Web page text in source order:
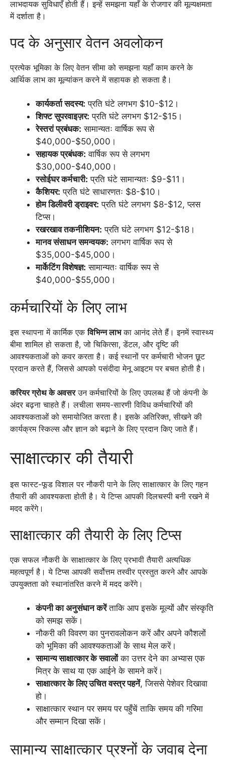
लाभदायक सुविधाएँ होती हैं। इन्हें समझना यहाँ के रोजगार की मूल्यक्षमता
में दर्शाता है।
पद के अनुसार वेतन अवलोकन
प्रत्येक भूमिका के लिए वेतन सीमा को समझना यहाँ काम करने के
आर्थिक लाभ का मूल्यांकन करने में सहायक हो सकता है।
कार्यकर्ता सदस्य: प्रति घंटे लगभग $10-$12।
शिफ्ट सुपरवाइज़र: प्रति घंटे लगभग $12-$15।
रेस्तरां प्रबंधक: सामान्यतः वार्षिक रूप से
$40,000-$50,000।
सहायक प्रबंधक: वार्षिक रूप से लगभग
$30,000-$40,000।
रसोईघर कर्मचारी: प्रति घंटे सामान्यतः $9-$11।
कैशियर: प्रति घंटे साधारणतः $8-$10।
होम डिलीवरी ड्राइवर: प्रति घंटे लगभग $8-$12, प्लस
टिप्स।
रखरखाव तकनीशियन: प्रति घंटे लगभग $12-$18।
मानव संसाधन समन्वयक: लगभग वार्षिक रूप से
$35,000-$45,000।
मार्केटिंग विशेषज्ञ: सामान्यतः वार्षिक रूप से
$40,000-$55,000।
कर्मचारियों के लिए लाभ
इस स्थापना में कार्मिक एकविभिन्न लाभका आनंद लेते हैं। इनमें स्वास्थ्य
बीमा शामिल हो सकता है, जो चिकित्सा, डेंटल, और दृष्टि की
आवश्यकताओं को कवर करता है। कई स्थानों पर कर्मचारी भोजन छूट
प्रदान करते हैं, जिससे आपको पसंदीदा मेनू आइटम पर बचत होती है।
करियर ग्रोथ के अवसरउन कर्मचारियों के लिए उपलब्ध हैं जो कंपनी के
अंदर बढ़ना चाहते हैं। लचीला समय-सारणी विविध कर्मचारियों की
आवश्यकताओं को समायोजित करता है। इसके अतिरिक्त, सीखने की
कार्यक्रम स्किल्स और ज्ञान को बढ़ाने के लिए प्रदान किए जाते हैं।
साक्षात्कार की तैयारी
इस फास्ट-फूड विशाल पर नौकरी पाने के लिए साक्षात्कार के लिए गहन
तैयारी की आवश्यकता होती है। ये टिप्स आपकी दिलचस्पी बनी रखने में
मदद करेंगे।
साक्षात्कार की तैयारी के लिए टिप्स
एक सफल नौकरी के साक्षात्कार के लिए प्रभावी तैयारी अत्यधिक
महत्वपूर्ण है। ये टिप्स आपकी सर्वोत्तम तस्वीर प्रस्तुत करने और आपके
उपयुक्तता को स्थानांतरित करने में मदद करेंगे।
कंपनी का अनुसंधान करेंताकि आप इसके मूल्यों और संस्कृति
को समझ सकें।
नौकरी की विवरण का पुनरावलोकन करें और अपने कौशलों
को भूमिका की आवश्यकताओं के साथ मेल करें।
सामान्य साक्षात्कार के सवालोंका उत्तर देने का अभ्यास एक
मित्र के साथ या एक आईने के सामने करें।
साक्षात्कार के लिए उचित वस्त्र पहनें, जिससे पेशेवर दिखावा
हो।
साक्षात्कार स्थान पर समय पर पहुँचें ताकि समय की गरिमा
और सम्मान दिखा सकें।
सामान्य साक्षात्कार प्रश्नों के जवाब देना